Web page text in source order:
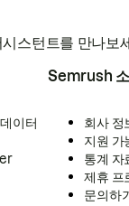
스턴트를 만나보
이터
Semrush
회사 정
지원 가
통계 자
제휴 프
문의하